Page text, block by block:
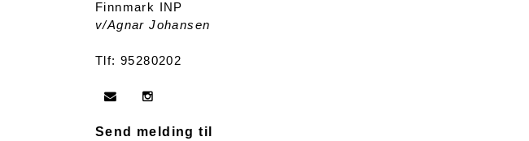
Finnmark INP
v/Agnar Johansen
Tlf: 95280202
Send melding til